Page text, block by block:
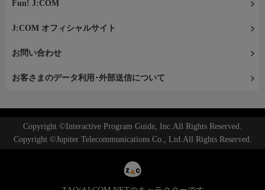
Fun! J:COM
J:COM オフィシャルサイト
お問い合わせ
お客さまのデータ利用･外部送信について
Copyright ©Interactive Program Guide, Inc.All Rights Reserved.
Copyright ©Jupiter Telecommunications Co., Ltd.All Rights Reserved.